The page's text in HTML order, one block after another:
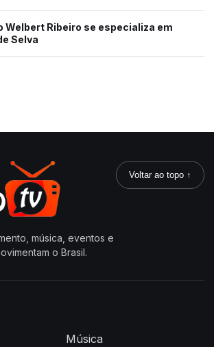
Welbert Ribeiro se especializa em
Selva
música, eventos e
o Brasil.
Voltar ao topo ↑
Música